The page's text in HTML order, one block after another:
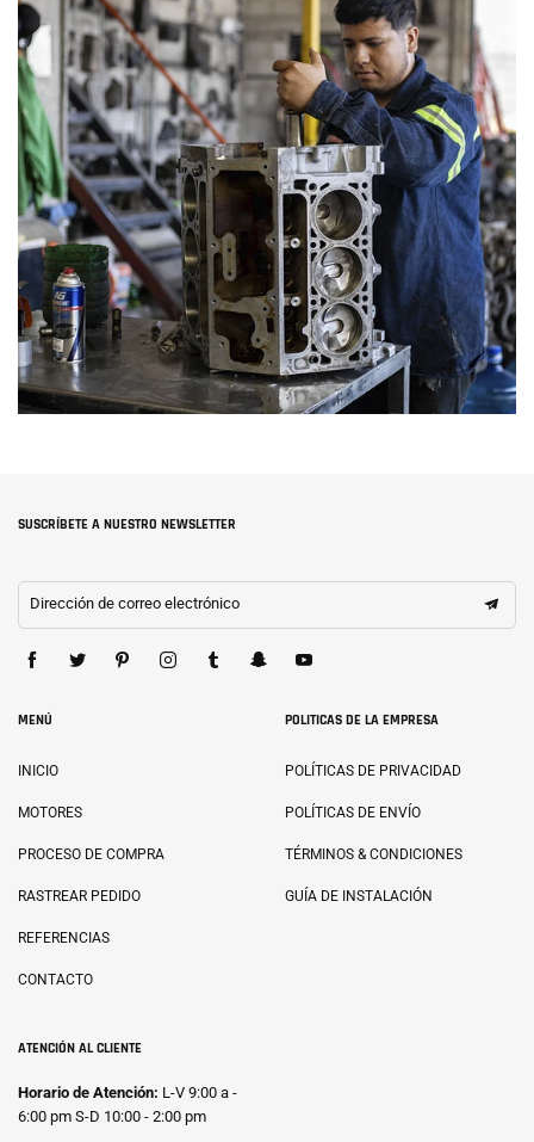
SUSCRÍBETE A NUESTRO NEWSLETTER
Dirección de correo electrónico
MENÚ
INICIO
MOTORES
PROCESO DE COMPRA
RASTREAR PEDIDO
REFERENCIAS
CONTACTO
POLITICAS DE LA EMPRESA
POLÍTICAS DE PRIVACIDAD
POLÍTICAS DE ENVÍO
TÉRMINOS & CONDICIONES
GUÍA DE INSTALACIÓN
ATENCIÓN AL CLIENTE
Horario de Atención: L-V 9:00 a -
6:00 pm S-D 10:00 - 2:00 pm